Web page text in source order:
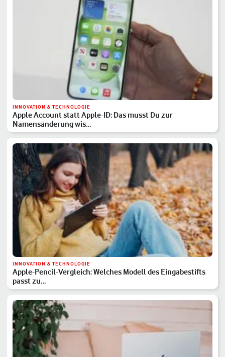
INNOVATION & TECHNOLOGIE
Apple Account statt Apple-ID: Das musst Du zur
Namensänderung wis…
INNOVATION & TECHNOLOGIE
Apple-Pencil-Vergleich: Welches Modell des Eingabestifts
passt zu…